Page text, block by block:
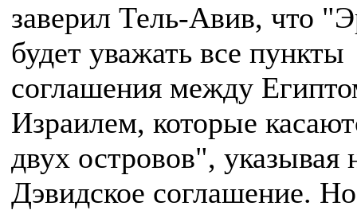
заверил Тель-Авив, что
будет уважать все пункты
соглашения между
Израилем, которые
двух островов", указывая
Дэвидское соглашение.